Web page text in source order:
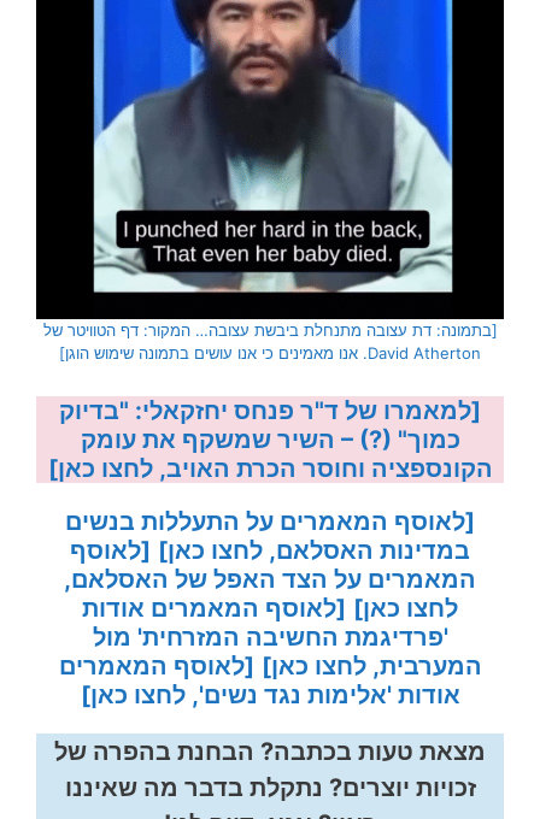
[בתמונה: דת עצובה מתנחלת ביבשת עצובה… המקור: דף הטוויטר של
David Atherton. אנו מאמינים כי אנו עושים בתמונה שימוש הוגן]
[למאמרו של ד"ר פנחס יחזקאלי: "בדיוק
כמוך" (?) – השיר שמשקף את עומק
הקונספציה וחוסר הכרת האויב, לחצו כאן]
[לאוסף המאמרים על התעללות בנשים
במדינות האסלאם, לחצו כאן] [לאוסף
המאמרים על הצד האפל של האסלאם,
לחצו כאן] [לאוסף המאמרים אודות
'פרדיגמת החשיבה המזרחית' מול
המערבית, לחצו כאן] [לאוסף המאמרים
אודות 'אלימות נגד נשים', לחצו כאן]
מצאת טעות בכתבה? הבחנת בהפרה של
זכויות יוצרים? נתקלת בדבר מה שאיננו